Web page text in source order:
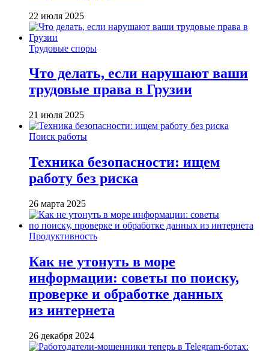
22 июля 2025
Трудовые споры
Что делать, если нарушают ваши
трудовые права в Грузии
21 июля 2025
Поиск работы
Техника безопасности: ищем
работу без риска
26 марта 2025
Продуктивность
Как не утонуть в море
информации: советы по поиску,
проверке и обработке данных
из интернета
26 декабря 2024